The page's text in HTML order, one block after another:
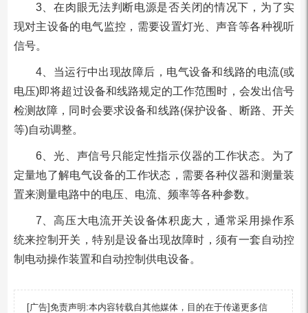
3、在肉眼无法判断电源是否关闭的情况下，为了实
现对主设备的电气监控，需要设置灯光、声音等各种视听
信号。
4、当运行中出现故障后，电气设备和线路的电流(或
电压)即将超过设备和线路规定的工作范围时，会发出信号
检测故障，同时会要求设备和线路(保护设备、断路、开关
等)自动调整。
6、光、声信号只能定性指示仪器的工作状态。为了
定量地了解电气设备的工作状态，需要各种仪器和测量装
置来测量电路中的电压、电流、频率等各种参数。
7、高压大电流开关设备体积庞大，通常采用操作系
统来控制开关，特别是设备出现故障时，须有一套自动控
制电动操作装置和自动控制供电设备。
[广告]免责声明:本内容转载自其他媒体，目的在于传递更多信